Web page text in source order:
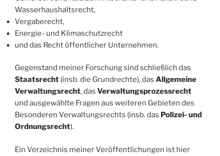
Wasserhaushaltsrecht,
Vergaberecht,
Energie- und Klimaschutzrecht
und das Recht öffentlicher Unternehmen.
Gegenstand meiner Forschung sind schließlich das
Staatsrecht (insb. die Grundrechte), das Allgemeine
Verwaltungsrecht, das Verwaltungsprozessrecht
und ausgewählte Fragen aus weiteren Gebieten des
Besonderen Verwaltungsrechts (insb. das Polizei- und
Ordnungsrecht).
Ein Verzeichnis meiner Veröffentlichungen ist hier